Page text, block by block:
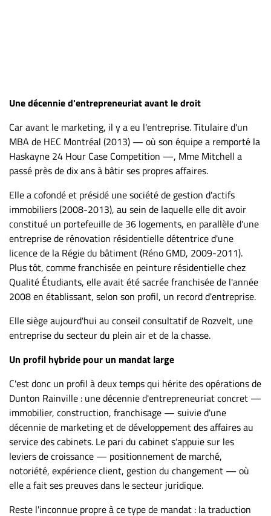
Une décennie d'entrepreneuriat avant le droit
Car avant le marketing, il y a eu l'entreprise. Titulaire d'un
MBA de HEC Montréal (2013) — où son équipe a remporté la
Haskayne 24 Hour Case Competition —, Mme Mitchell a
passé près de dix ans à bâtir ses propres affaires.
Elle a cofondé et présidé une société de gestion d'actifs
immobiliers (2008-2013), au sein de laquelle elle dit avoir
constitué un portefeuille de 36 logements, en parallèle d'une
entreprise de rénovation résidentielle détentrice d'une
licence de la Régie du bâtiment (Réno GMD, 2009-2011).
Plus tôt, comme franchisée en peinture résidentielle chez
Qualité Étudiants, elle avait été sacrée franchisée de l'année
2008 en établissant, selon son profil, un record d'entreprise.
Elle siège aujourd'hui au conseil consultatif de Rozvelt, une
entreprise du secteur du plein air et de la chasse.
Un profil hybride pour un mandat large
C'est donc un profil à deux temps qui hérite des opérations de
Dunton Rainville : une décennie d'entrepreneuriat concret —
immobilier, construction, franchisage — suivie d'une
décennie de marketing et de développement des affaires au
service des cabinets. Le pari du cabinet s'appuie sur les
leviers de croissance — positionnement de marché,
notoriété, expérience client, gestion du changement — où
elle a fait ses preuves dans le secteur juridique.
Reste l'inconnue propre à ce type de mandat : la traduction